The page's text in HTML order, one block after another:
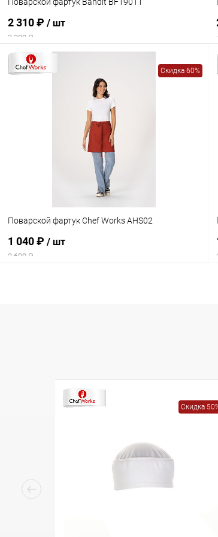
Поварской фартук Bandit BF19011
2 310 ₽ / шт
3 300 ₽
Скидка 60%
Поварской фартук Chef Works AHS02
1 040 ₽ / шт
2 600 ₽
Скидка